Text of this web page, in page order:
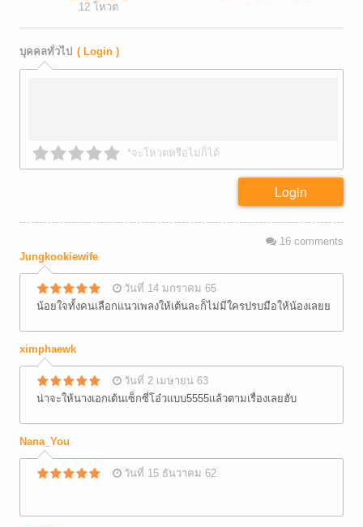
12 โหวต
บุคคลทั่วไป ( Login )
*จะโหวตหรือไม่ก็ได้
Login
16comments
Jungkookiewife
วันที่ 14 มกราคม 65
น้อยใจทั้งคนเลือกแนวเพลงให้เต้นละก็ไม่มีใครปรบมือให้น้องเลยย
ximphaewk
วันที่ 2 เมษายน 63
น่าจะให้นางเอกเต้นเซ็กซี่โอ๋วแบบ5555แล้วตามเรื่องเลยฮับ
Nana_You
วันที่ 15 ธันวาคม 62